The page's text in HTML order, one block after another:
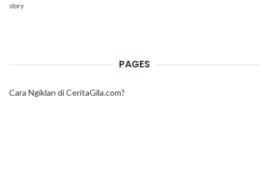
story
PAGES
Cara Ngiklan di CeritaGila.com?